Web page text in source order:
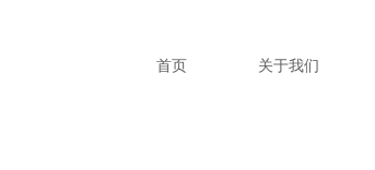
首页 关于我们